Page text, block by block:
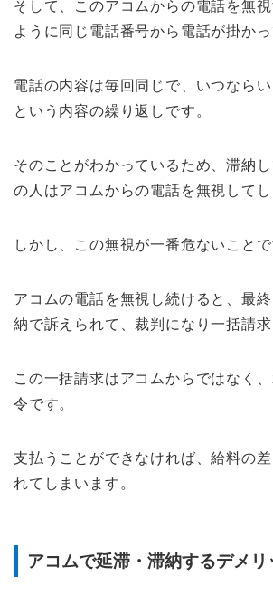
そして、このアコムからの電話を無
ように同じ電話番号から電話が掛かっ
電話の内容は毎回同じで、いつなら
という内容の繰り返しです。
そのことがわかっているため、滞納し
の人はアコムからの電話を無視してし
しかし、この無視が一番危ないことで
アコムの電話を無視し続けると、最
納で訴えられて、裁判になり一括請求
この一括請求はアコムからではなく
令です。
支払うことができなければ、給料の
れてしまいます。
アコムで延滞・滞納するデメリ